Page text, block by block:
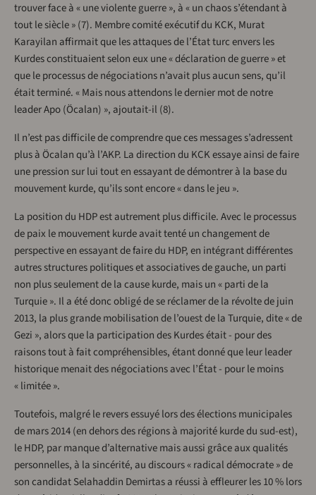
trouver face à « une violente guerre », à « un chaos s’étendant à
tout le siècle » (7). Membre comité exécutif du KCK, Murat
Karayilan affirmait que les attaques de l’État turc envers les
Kurdes constituaient selon eux une « déclaration de guerre » et
que le processus de négociations n’avait plus aucun sens, qu’il
était terminé. « Mais nous attendons le dernier mot de notre
leader Apo (Öcalan) », ajoutait-il (8).
Il n’est pas difficile de comprendre que ces messages s’adressent
plus à Öcalan qu’à l’AKP. La direction du KCK essaye ainsi de faire
une pression sur lui tout en essayant de démontrer à la base du
mouvement kurde, qu’ils sont encore « dans le jeu ».
La position du HDP est autrement plus difficile. Avec le processus
de paix le mouvement kurde avait tenté un changement de
perspective en essayant de faire du HDP, en intégrant différentes
autres structures politiques et associatives de gauche, un parti
non plus seulement de la cause kurde, mais un « parti de la
Turquie ». Il a été donc obligé de se réclamer de la révolte de juin
2013, la plus grande mobilisation de l’ouest de la Turquie, dite « de
Gezi », alors que la participation des Kurdes était - pour des
raisons tout à fait compréhensibles, étant donné que leur leader
historique menait des négociations avec l’État - pour le moins
« limitée ».
Toutefois, malgré le revers essuyé lors des élections municipales
de mars 2014 (en dehors des régions à majorité kurde du sud-est),
le HDP, par manque d’alternative mais aussi grâce aux qualités
personnelles, à la sincérité, au discours « radical démocrate » de
son candidat Selahaddin Demirtas a réussi à effleurer les 10 % lors